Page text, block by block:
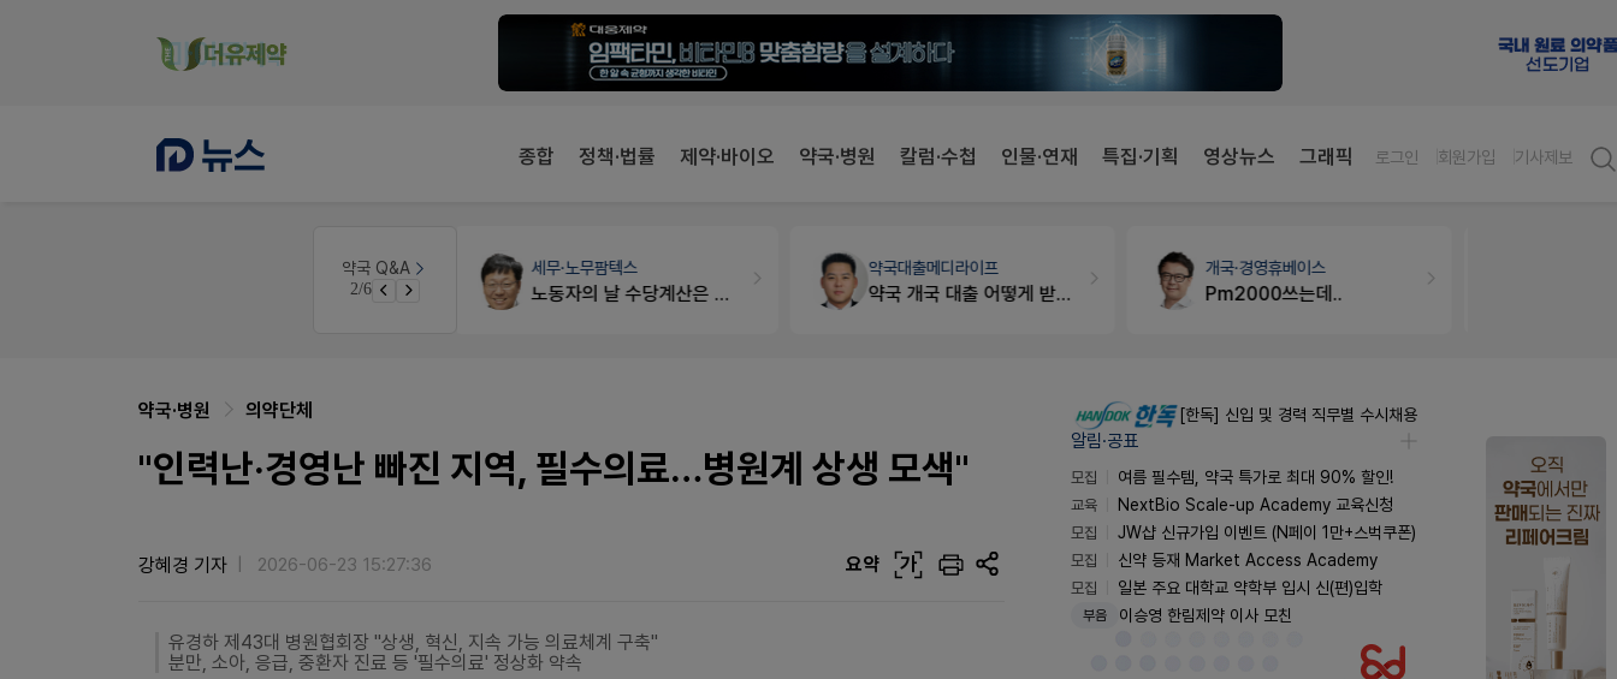
종합 정책·법률 제약·바이오 약국·병원 칼럼·수첩 인물·연재 특집·기획 영상뉴스 그래픽 로그인 회원가입 기사제보
약국 Q&A
3/6 노동자의 날 수당계산은 어떻게 되나요
약국대출메디라이프
약국 개국 대출 어떻게 받아야할지 어렵습니다
개국·경영휴베이스
Pm2000쓰는데..
약국인테리어생각자국 디자인
매대 높이
약국·병원 의약단체
"인력난·경영난 빠진 지역, 필수의료…병원계 상생 모색"
강혜경 기자 2026-06-23 15:27:36 요약 가
유경하 제43대 병원협회장 "상생, 혁신, 지속 가능 의료체계 구축"
분만, 소아, 응급, 중환자 진료 등 '필수의료' 정상화 약속
[한독] 신입 및 경력 직무별 수시채용
알림·공표
모집
여름 필수템, 약국 특가로 최대 90% 할인!
교육
NextBio Scale-up Academy 교육신청
모집
JW샵 신규가입 이벤트 (N페이 1만+스벅쿠폰)
모집
신약 등재 Market Access Academy
모집
일본 주요 대학교 약학부 입시 신(편)입학
부음 이승영 한림제약 이사 모친